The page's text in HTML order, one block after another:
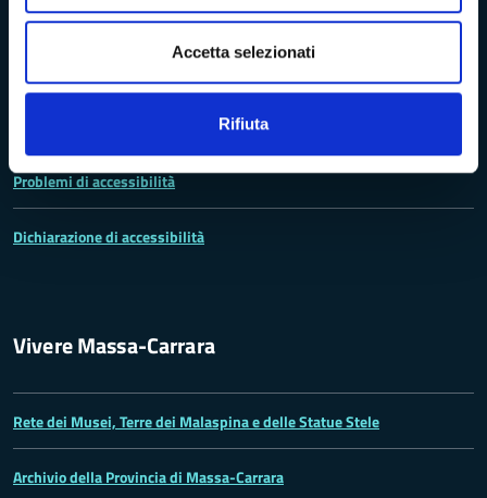
Accetta selezionati
Rifiuta
Albo pretorio
Problemi di accessibilità
Dichiarazione di accessibilità
Vivere Massa-Carrara
Rete dei Musei, Terre dei Malaspina e delle Statue Stele
Archivio della Provincia di Massa-Carrara